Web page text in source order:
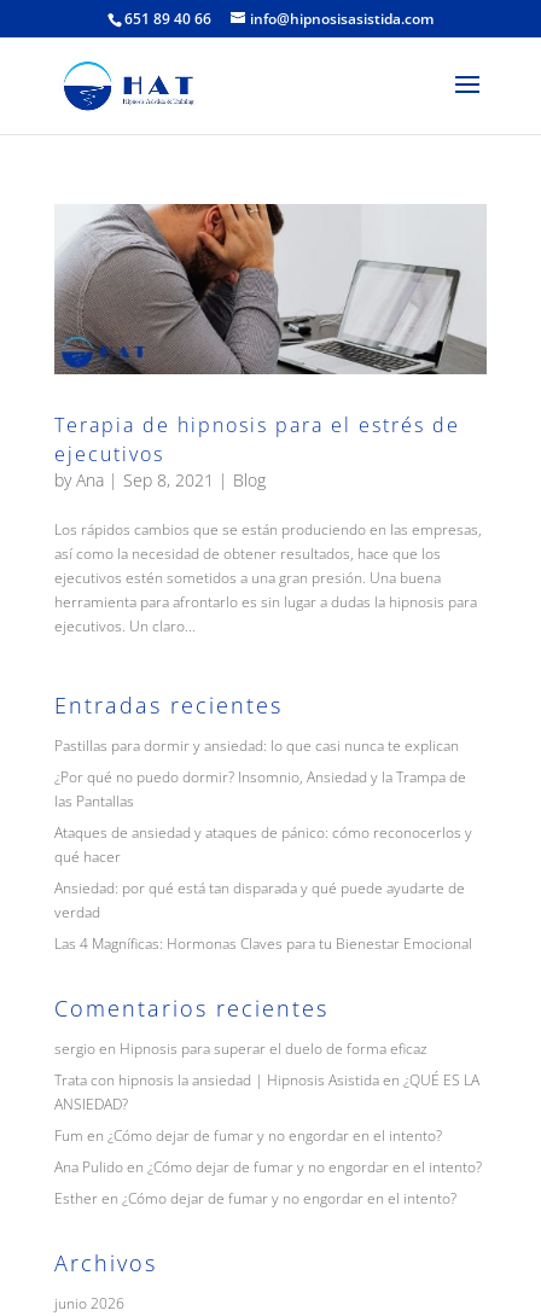
651 89 40 66 info@hipnosisasistida.com
Terapia de hipnosis para el estrés de
ejecutivos
byAna| Sep 8, 2021 | Blog
Los rápidos cambios que se están produciendo en las empresas,
así como la necesidad de obtener resultados, hace que los
ejecutivos estén sometidos a una gran presión. Una buena
herramienta para afrontarlo es sin lugar a dudas la hipnosis para
ejecutivos. Un claro...
Entradas recientes
Pastillas para dormir y ansiedad: lo que casi nunca te explican
¿Por qué no puedo dormir? Insomnio, Ansiedad y la Trampa de
las Pantallas
Ataques de ansiedad y ataques de pánico: cómo reconocerlos y
qué hacer
Ansiedad: por qué está tan disparada y qué puede ayudarte de
verdad
Las 4 Magníficas: Hormonas Claves para tu Bienestar Emocional
Comentarios recientes
sergioen Hipnosis para superar el duelo de forma eficaz
Trata con hipnosis la ansiedad | Hipnosis Asistidaen ¿QUÉ ES LA
ANSIEDAD?
Fum en ¿Cómo dejar de fumar y no engordar en el intento?
Ana Pulidoen ¿Cómo dejar de fumar y no engordar en el intento?
Estheren ¿Cómo dejar de fumar y no engordar en el intento?
Archivos
junio 2026